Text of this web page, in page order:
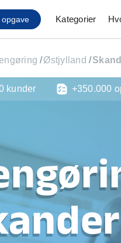
Kategorier
Affaldsfjernelse
Flyttehjælp
Gulvlaminering
Hårde hvidevare
Hjælp til mobil, pc,
Installation af ildsted
Møbelsamling og
/Østjylland /
kunder +350.000